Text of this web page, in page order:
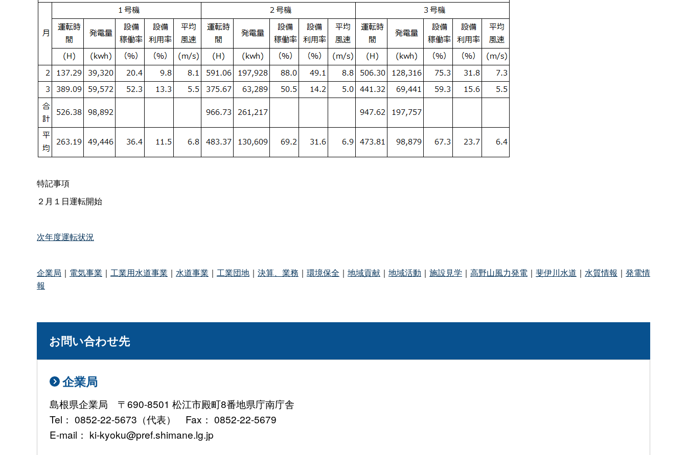
特記事項
２月１日運転開始
次年度運転状況
企業局 ｜ 電気事業 ｜ 工業用水道事業 ｜ 水道事業 ｜ 工業団地 ｜ 決算、業務 ｜ 環境保全 ｜ 地域貢献 ｜ 地域活動 ｜ 施設見学 ｜ 高野山風力発電 ｜ 斐伊川水道 ｜ 水質情報 ｜ 発電情
報
お問い合わせ先
企業局
島根県企業局 〒690-8501 松江市殿町8番地県庁南庁舎
Tel： 0852-22-5673（代表） Fax： 0852-22-5679
E-mail： ki-kyoku@pref.shimane.lg.jp